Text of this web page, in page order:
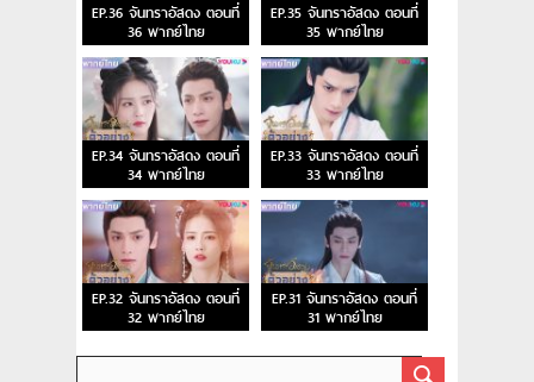
EP.36 จันทราอัสดง ตอนที่
36 พากย์ไทย
EP.35 จันทราอัสดง ตอนที่
35 พากย์ไทย
EP.34 จันทราอัสดง ตอนที่
34 พากย์ไทย
EP.33 จันทราอัสดง ตอนที่
33 พากย์ไทย
EP.32 จันทราอัสดง ตอนที่
32 พากย์ไทย
EP.31 จันทราอัสดง ตอนที่
31 พากย์ไทย